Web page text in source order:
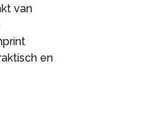
van
en